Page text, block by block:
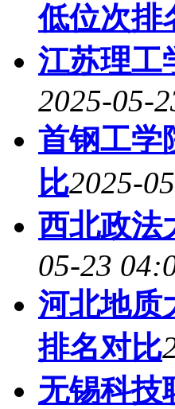
低位次排
江苏理工
2025-05-
首钢工学
比2025-
西北政法
05-23
河北地质
排名对比
无锡科技